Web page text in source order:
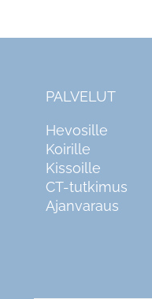
PALVELUT
Hevosille
Koirille
Kissoille
CT-tutkimus
Ajanvaraus